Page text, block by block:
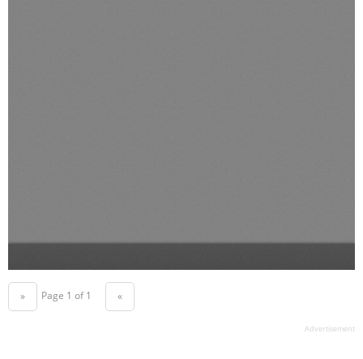
« Page 1 of 1 »
Advertisement